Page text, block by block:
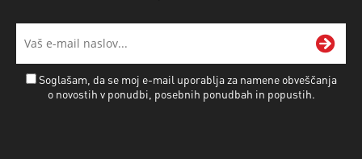
Soglašam, da se moj e-mail uporablja za namene obveščanja
o novostih v ponudbi, posebnih ponudbah in popustih.